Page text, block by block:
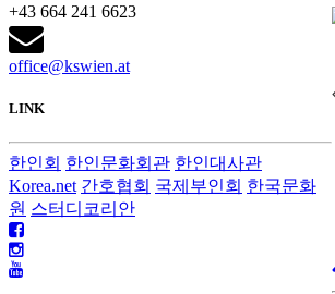
+43 664 241 6623
office@kswien.at
LINK
한인회 한인문화회관 한인대사관
Korea.net 간호협회 국제부인회 한국문화
원 스터디코리안